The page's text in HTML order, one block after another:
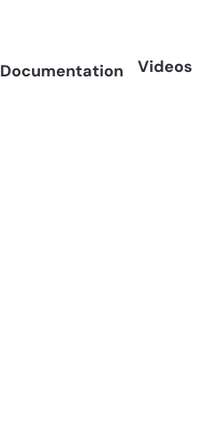
Documentation Videos